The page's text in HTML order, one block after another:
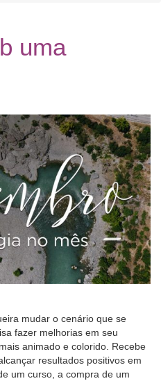
uma
mudar o cenário que se
fazer melhorias em seu
animado e colorido. Recebe
resultados positivos em
um curso, a compra de um